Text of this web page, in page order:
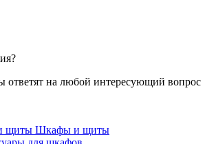
ответят на любой интересующий вопрос
Шкафы и щиты